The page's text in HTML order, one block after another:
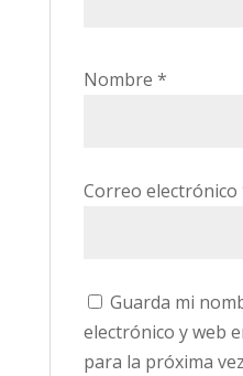
Nombre *
Correo electrónico
Guarda mi
electrónico y web
para la próxima